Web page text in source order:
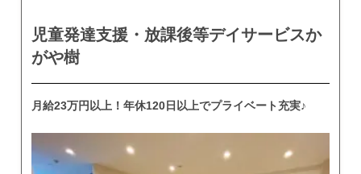
児童発達支援・放課後等デイサービスか
がや樹
月給23万円以上！年休120日以上でプライベート充実♪